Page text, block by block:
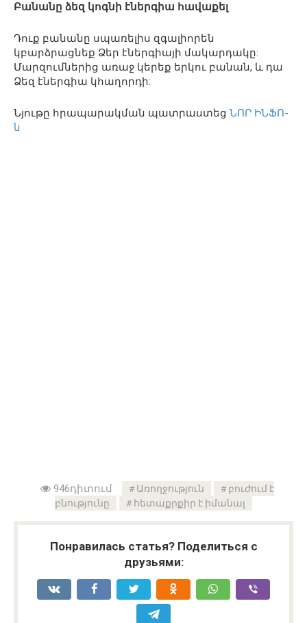
Բանանը ձեզ կոգնի էներգիա հավաքել
Դուք բանանը սպառելիս զգալիորեն
կբարձրացնեք Ձեր էներգիայի մակարդակը:
Մարզումներից առաջ կերեք երկու բանան, և դա
Ձեզ էներգիա կհաղորդի:
Նյութը հրապարակման պատրաստեց ՆՈՐ ԻՆՖՈ-
ն
946դիտում Առողջություն
բուժում է
բնությունը
հետաքրքիր է իմանալ
Понравилась статья? Поделиться с
друзьями: